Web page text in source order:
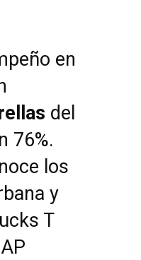
en
del
76%.
los
y
T